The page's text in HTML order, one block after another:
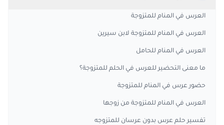
العرس في المنام للمتزوجة
العرس في المنام للمتزوجة لابن سيرين
العرس في المنام للحامل
ما معنى التحضير للعرس في الحلم للمتزوجة؟
حضور عرس في المنام للمتزوجة
العرس في المنام للمتزوجة من زوجها
تفسير حلم عرس بدون عرسان للمتزوجه